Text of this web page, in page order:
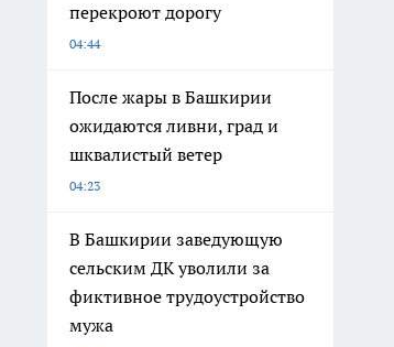
перекроют дорогу
04:44
После жары в Башкирии
ожидаются ливни, град и
шквалистый ветер
04:23
В Башкирии заведующую
сельским ДК уволили за
фиктивное трудоустройство
мужа